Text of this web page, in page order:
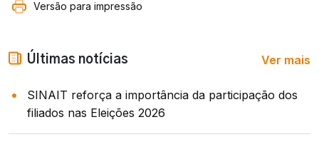
Versão para impressão
Últimas notícias Ver mais
SINAIT reforça a importância da participação dos
filiados nas Eleições 2026